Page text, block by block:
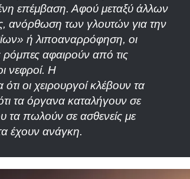
επέμβαση. Αφού μεταξύ άλλων
ανόρθωση των γλουτών για την
ή λιποαναρρόφηση, οι
ρόμπες αφαιρούν από τις
νεφροί. Η
οι χειρουργοί κλέβουν τα
τα όργανα καταλήγουν σε
πωλούν σε ασθενείς με
έχουν ανάγκη.